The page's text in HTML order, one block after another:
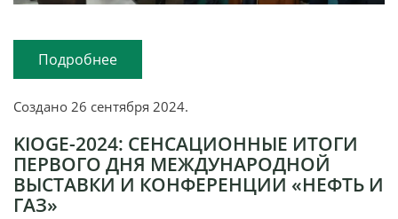
Подробнее
Создано 26 сентября 2024.
KIOGE-2024: СЕНСАЦИОННЫЕ ИТОГИ
ПЕРВОГО ДНЯ МЕЖДУНАРОДНОЙ
ВЫСТАВКИ И КОНФЕРЕНЦИИ «НЕФТЬ И
ГАЗ»